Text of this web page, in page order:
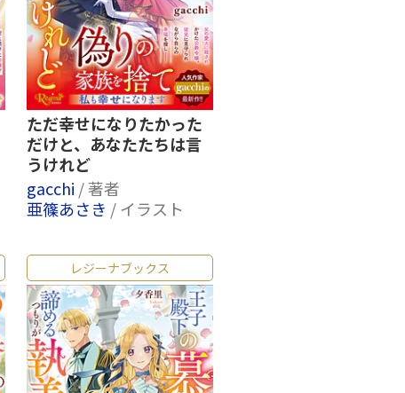
ただ幸せになりたかった
だけと、あなたたちは言
うけれど
gacchi / 著者
亜篠あさき / イラスト
レジーナブックス